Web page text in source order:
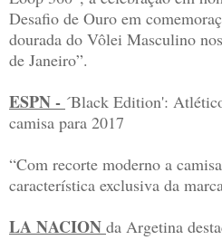
Desafio de Ouro em
dourada do Vôlei Masculino
de Janeiro”.
ESPN - ´Black Edition':
camisa para 2017
“Com recorte moderno a
característica exclusiva da
LA NACION da Argetina